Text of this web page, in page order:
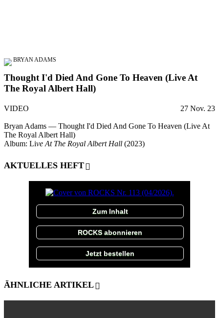
BRYAN ADAMS
Thought I'd Died And Gone To Heaven (Live At
The Royal Albert Hall)
VIDEO 27 Nov. 23
Bryan Adams — Thought I'd Died And Gone To Heaven (Live At
The Royal Albert Hall)
Album: Live At The Royal Albert Hall (2023)
AKTUELLES HEFT
Zum Inhalt
ROCKS abonnieren
Jetzt bestellen
ÄHNLICHE ARTIKEL